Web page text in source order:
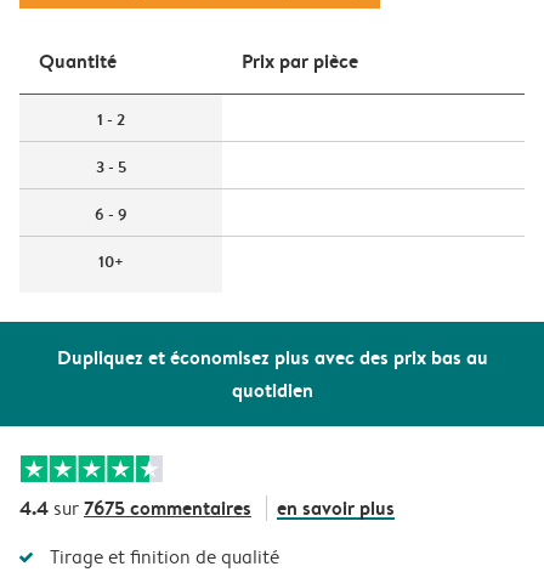
Dupliquez et économisez plus avec des prix bas au
quotidien
Quantité Prix ​​par pièce
1 - 2
3 - 5
6 - 9
10+
4.4 sur7675 commentaires en savoir plus
Tirage et finition de qualité